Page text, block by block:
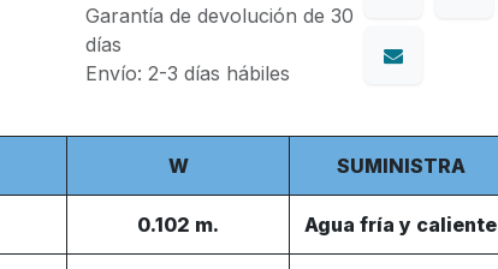
Garantía de devolución de 30
días
Envío: 2-3 días hábiles
W SUMINISTRA
0.102 m. Agua fría y caliente